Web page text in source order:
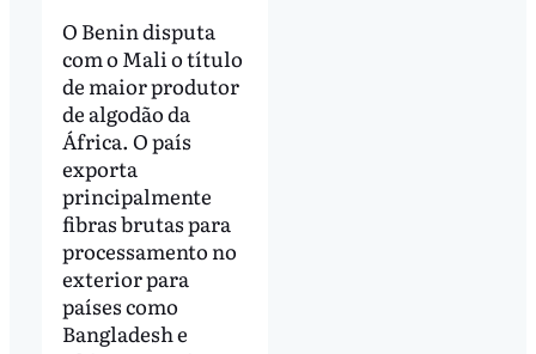
O Benin disputa
com o Mali o título
de maior produtor
de algodão da
África. O país
exporta
principalmente
fibras brutas para
processamento no
exterior para
países como
Bangladesh e